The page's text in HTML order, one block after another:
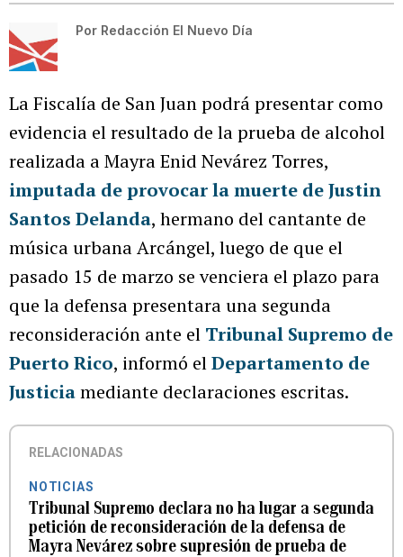
Por Redacción El Nuevo Día
La Fiscalía de San Juan podrá presentar como
evidencia el resultado de la prueba de alcohol
realizada a Mayra Enid Nevárez Torres,
imputada de provocar la muerte de Justin
Santos Delanda, hermano del cantante de
música urbana Arcángel, luego de que el
pasado 15 de marzo se venciera el plazo para
que la defensa presentara una segunda
reconsideración ante el Tribunal Supremo de
Puerto Rico, informó elDepartamento de
Justiciamediante declaraciones escritas.
RELACIONADAS
NOTICIAS
Tribunal Supremo declara no ha lugar a segunda
petición de reconsideración de la defensa de
Mayra Nevárez sobre supresión de prueba de